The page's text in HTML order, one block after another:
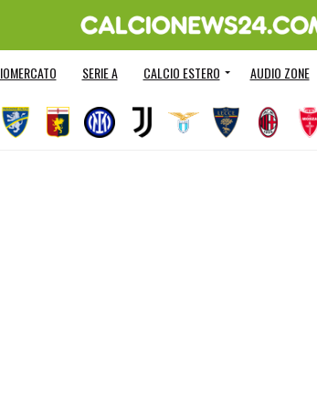
SERIE A CALCIO ESTERO AUDIO ZONE